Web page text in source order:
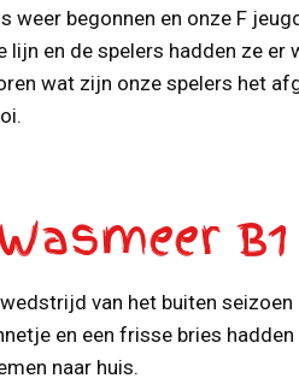
weer begonnen en onze F
lijn en de spelers hadden ze er
wat zijn onze spelers het
van het buiten
en een frisse bries
naar huis.